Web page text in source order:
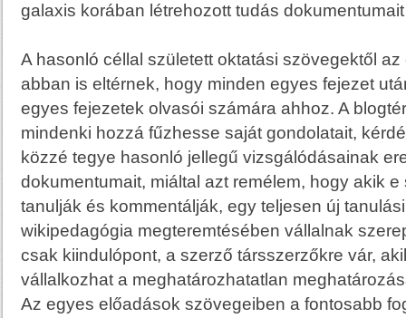
galaxis korában létrehozott tudás
A hasonló céllal született oktatási szövegektől
abban is eltérnek, hogy minden egyes fejezet
egyes fejezetek olvasói számára ahhoz. A
mindenki hozzá fűzhesse saját gondolatait,
közzé tegye hasonló jellegű vizsgálódásainak
dokumentumait, miáltal azt remélem, hogy akik
tanulják és kommentálják, egy teljesen új
wikipedagógia megteremtésében vállalnak
csak kiindulópont, a szerző társszerzőkre vár,
vállalkozhat a meghatározhatatlan
Az egyes előadások szövegeiben a fontosabb